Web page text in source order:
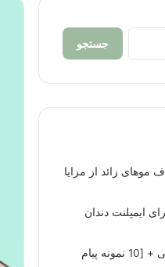
جستجو
زائد از مزایا
ایمپلنت دندان
متن کوتاه در مورد دندانپزشکی + [10 نمونه پیام